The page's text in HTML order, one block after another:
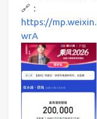
🔗：
https://
wrA